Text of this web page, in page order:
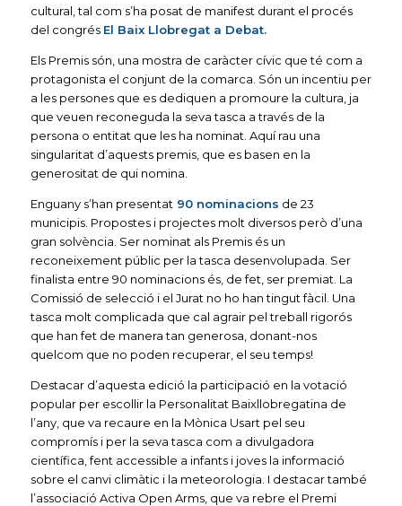
cultural, tal com s’ha posat de manifest durant el procés
del congrés El Baix Llobregat a Debat.
Els Premis són, una mostra de caràcter cívic que té com a
protagonista el conjunt de la comarca. Són un incentiu per
a les persones que es dediquen a promoure la cultura, ja
que veuen reconeguda la seva tasca a través de la
persona o entitat que les ha nominat. Aquí rau una
singularitat d’aquests premis, que es basen en la
generositat de qui nomina.
Enguany s’han presentat 90 nominacions de 23
municipis. Propostes i projectes molt diversos però d’una
gran solvència. Ser nominat als Premis és un
reconeixement públic per la tasca desenvolupada. Ser
finalista entre 90 nominacions és, de fet, ser premiat. La
Comissió de selecció i el Jurat no ho han tingut fàcil. Una
tasca molt complicada que cal agrair pel treball rigorós
que han fet de manera tan generosa, donant-nos
quelcom que no poden recuperar, el seu temps!
Destacar d’aquesta edició la participació en la votació
popular per escollir la Personalitat Baixllobregatina de
l’any, que va recaure en la Mònica Usart pel seu
compromís i per la seva tasca com a divulgadora
científica, fent accessible a infants i joves la informació
sobre el canvi climàtic i la meteorologia. I destacar també
l’associació Activa Open Arms, que va rebre el Premi